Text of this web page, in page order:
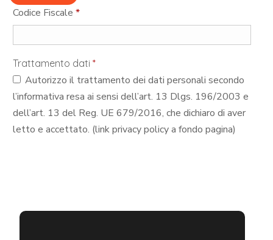
Codice Fiscale*
Trattamento dati*
Autorizzo il trattamento dei dati personali secondo
l’informativa resa ai sensi dell’art. 13 Dlgs. 196/2003 e
dell’art. 13 del Reg. UE 679/2016, che dichiaro di aver
letto e accettato. (link privacy policy a fondo pagina)